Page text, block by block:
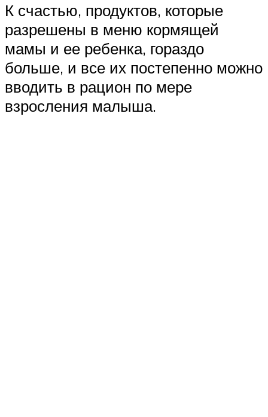
К счастью, продуктов, которые
разрешены в меню кормящей
мамы и ее ребенка, гораздо
больше, и все их постепенно можно
вводить в рацион по мере
взросления малыша.